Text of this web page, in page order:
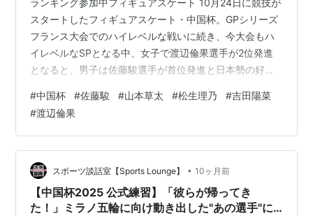
ランキング参加中フィギュアスケート 10月24日に競技が
スタートしたフィギュアスケート・中国杯。GPシリーズ
フランス大会でのハイレベルな戦いに続き、今大会もハ
イレベルなSPとなる中、女子で渡辺倫果選手が2位発進
となると、男子は佐藤駿選手が首位発進と日本勢の好ス
の今大会に出場する日本勢5選手ですが、ケガなどによる
報道もあり、前日までの公式練習では反応が様々…。そ
んな選手たちの様子は世界中のメディアによって報じら
れており、ファンの方々からはケガの悪化を心配する声
も上がるほどとなっていました。 youtu.be そんな中スタ
ートした女子SPでは、…
#中国杯 #佐藤駿 #山本草太 #松生理乃 #吉田陽菜
#渡辺倫果
スポーツ談話室【Sports Lounge】 • 10ヶ月前
【中国杯2025 公式練習】「彼らが帰ってき
た！」ミラノ五輪に向け動き出した"あの選手"に